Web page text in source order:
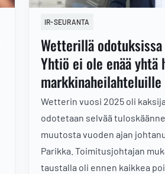
IR-SEURANTA
Wetterillä
Yhtiö ei ole enää yhtä
markkinaheilahteluille
Wetterin vuosi 2025 oli
odotetaan selvää
muutosta vuoden ajan
Parikka. Toimitusjohtajan
taustalla oli ennen kaikkea